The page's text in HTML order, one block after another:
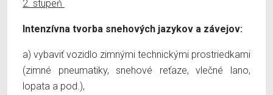
2. stupeň
Intenzívna tvorba snehových jazykov a závejov:
a) vybaviť vozidlo zimnými technickými prostriedkami
(zimné pneumatiky, snehové reťaze, vlečné lano,
lopata a pod.),